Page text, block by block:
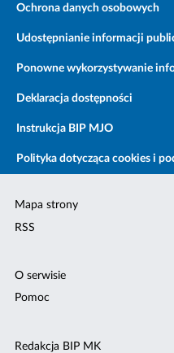
Ochrona danych osobowych
Udostępnianie informacji
Ponowne wykorzystywanie
Deklaracja dostępności
Instrukcja BIP MJO
Polityka dotycząca cookies i
Mapa strony
RSS
O serwisie
Pomoc
Redakcja BIP MK